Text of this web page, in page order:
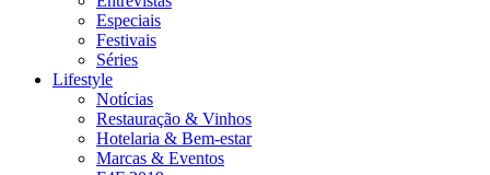
Especiais
Festivais
Séries
Lifestyle
Notícias
Restauração & Vinhos
Hotelaria & Bem-estar
Marcas & Eventos